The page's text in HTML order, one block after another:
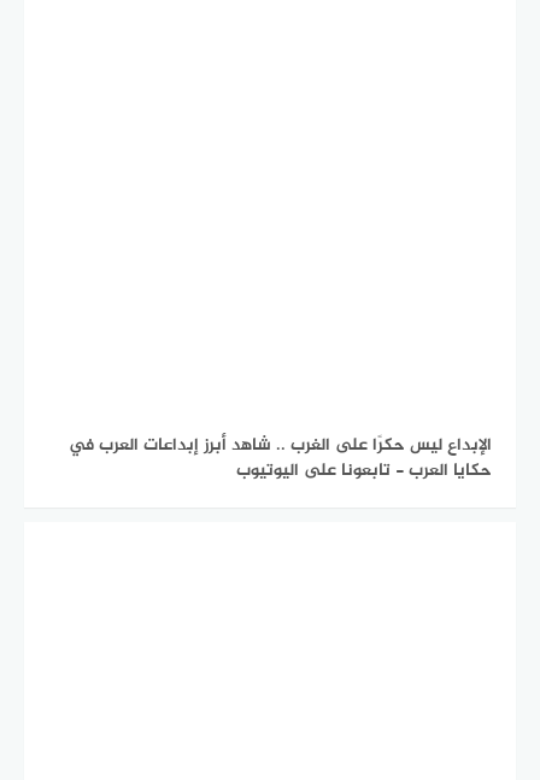
الإبداع ليس حكرًا على الغرب .. شاهد أبرز إبداعات العرب في
حكايا العرب - تابعونا على اليوتيوب